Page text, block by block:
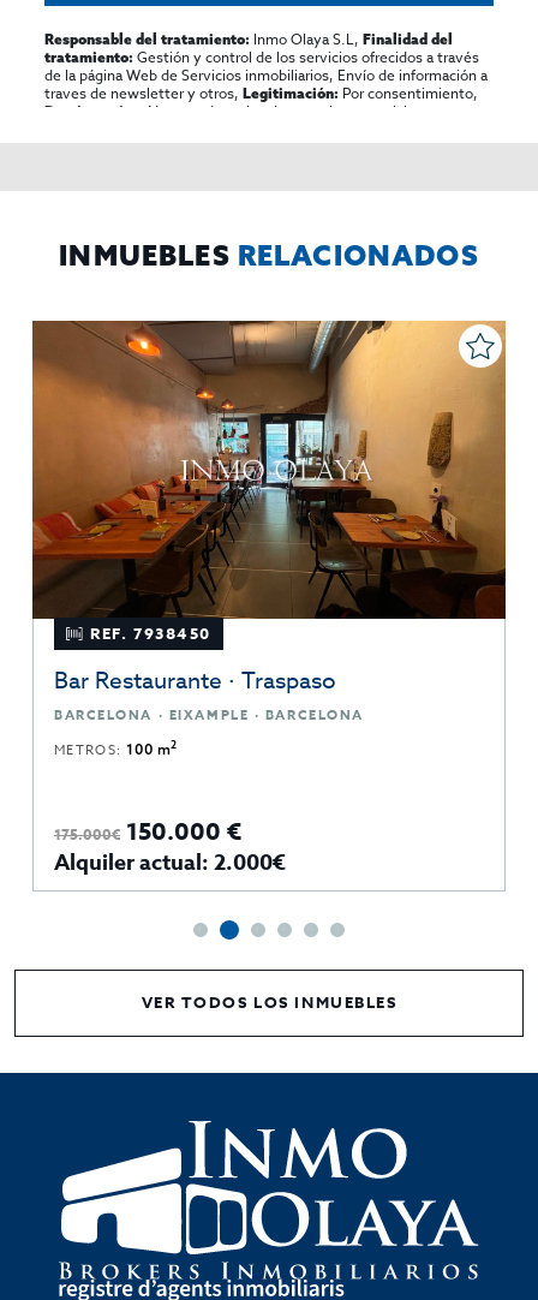
Responsable del tratamiento: Inmo Olaya S.L,Finalidad del
tratamiento: Gestión y control de los servicios ofrecidos a través
de la página Web de Servicios inmobiliarios, Envío de información a
traves de newsletter y otros,Legitimación: Por consentimiento,
Destinatarios:
No se cederan los datos, salvo para elaborar
rectificar y suprimir los datos, solicitar la portabilidad de los
INMUEBLES RELACIONADOS
REF. 7938450
Bar Restaurante · Traspaso
BARCELONA · EIXAMPLE · BARCELONA
METROS:100 m2
175.000€ 150.000 €
Alquiler actual: 2.000€
VER TODOS LOS INMUEBLES